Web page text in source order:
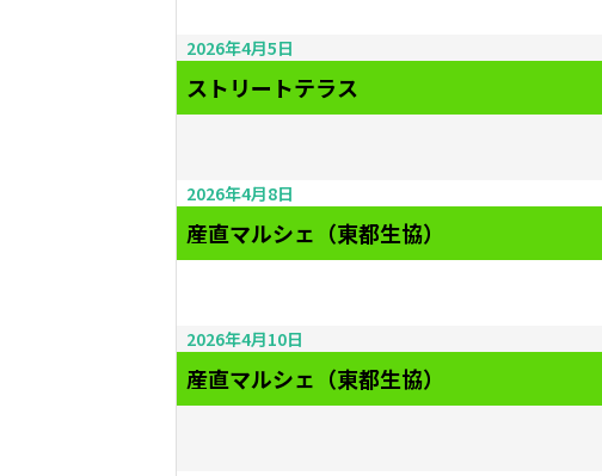
2026年4月5日
ストリートテラス
2026年4月8日
産直マルシェ（東都生協）
2026年4月10日
産直マルシェ（東都生協）